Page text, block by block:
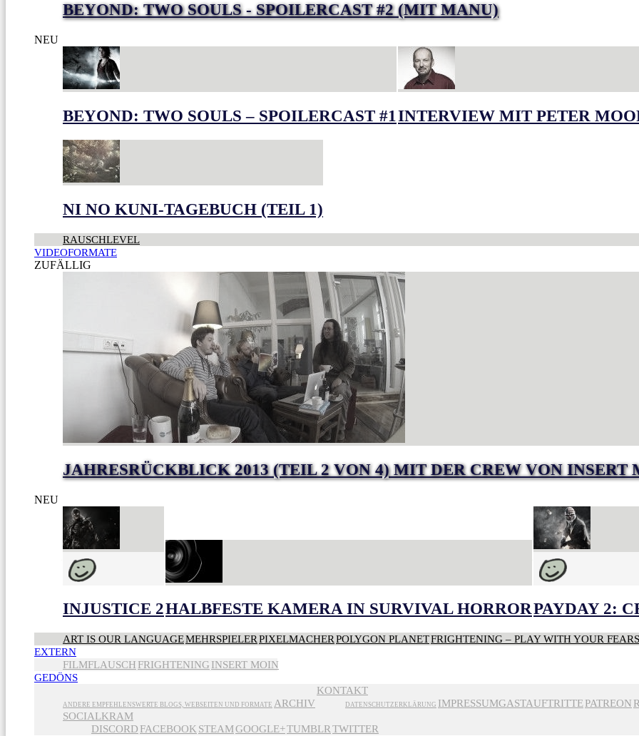
BEYOND: TWO SOULS - SPOILERCAST #2 (MIT MANU)
NEU
BEYOND: TWO SOULS – SPOILERCAST #1 INTERVIEW MIT PETER
NI NO KUNI-TAGEBUCH (TEIL 1)
RAUSCHLEVEL
VIDEOFORMATE
ZUFÄLLIG
JAHRESRÜCKBLICK 2013 (TEIL 2 VON 4) MIT DER CREW VON INSERT
NEU
INJUSTICE 2HALBFESTE KAMERA IN SURVIVAL HORRORPAYDAY 2:
ART IS OUR LANGUAGEMEHRSPIELERPIXELMACHERPOLYGON PLANETFRIGHTENING – PLAY WITH YOUR FEARS
EXTERN
FILMFLAUSCH FRIGHTENING INSERT MOIN
GEDÖNS
ANDERE EMPFEHLENSWERTE BLOGS, WEBSEITEN UND FORMATE ARCHIV
KONTAKT
DATENSCHUTZERKLÄRUNG IMPRESSUMGASTAUFTRITTEPATREON
SOCIALKRAM
DISCORD FACEBOOK STEAMGOOGLE+TUMBLRTWITTER